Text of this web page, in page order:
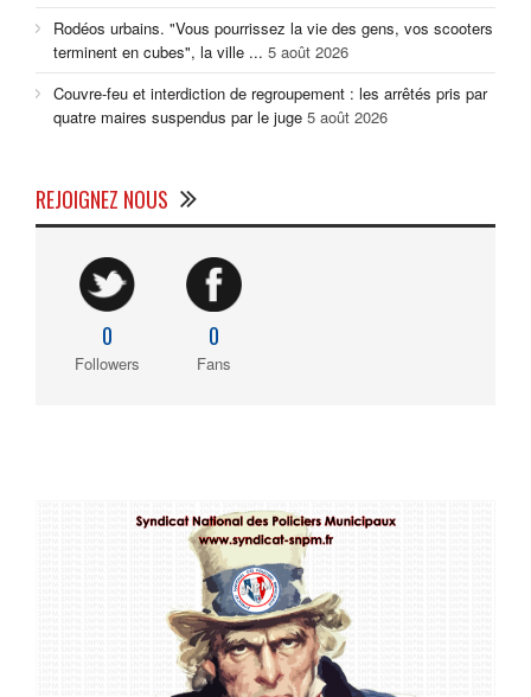
Rodéos urbains. "Vous pourrissez la vie des gens, vos scooters
terminent en cubes", la ville ... 5 août 2026
Couvre-feu et interdiction de regroupement : les arrêtés pris par
quatre maires suspendus par le juge 5 août 2026
REJOIGNEZ NOUS
0
Followers
0
Fans